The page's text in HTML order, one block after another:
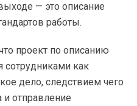
— это описание
работы.
проект по описанию
сотрудниками как
дело, следствием чего
и отправление